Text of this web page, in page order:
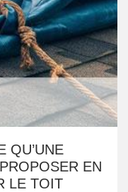
QU’UNE
EN
LE TOIT